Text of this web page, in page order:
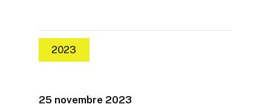
2023
25 novembre 2023